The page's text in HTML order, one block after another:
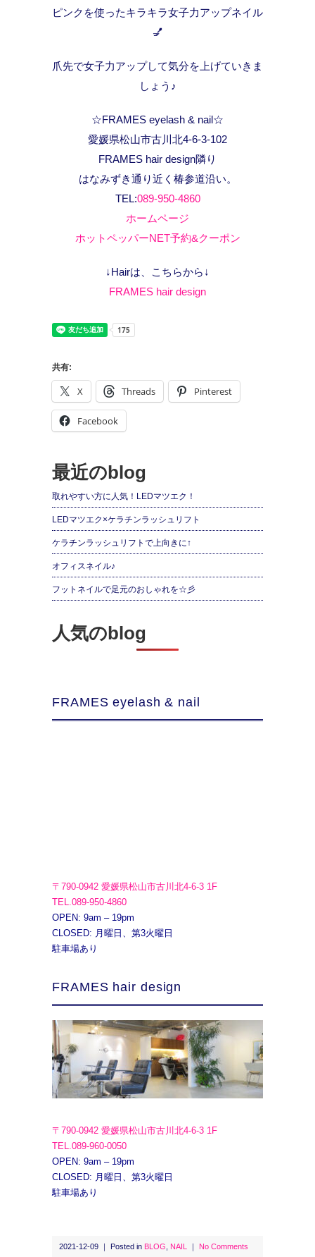
ピンクを使ったキラキラ女子力アップネイル
💅
爪先で女子力アップして気分を上げていきま
しょう♪
☆FRAMES eyelash & nail☆
愛媛県松山市古川北4-6-3-102
FRAMES hair design隣り
はなみずき通り近く椿参道沿い。
TEL:089-950-4860
ホームページ
ホットペッパーNET予約&クーポン
↓Hairは、こちらから↓
FRAMES hair design
共有:
X Threads Pinterest
Facebook
最近のblog
取れやすい方に人気！LEDマツエク！
LEDマツエク×ケラチンラッシュリフト
ケラチンラッシュリフトで上向きに↑
オフィスネイル♪
フットネイルで足元のおしゃれを☆彡
人気のblog
FRAMES eyelash & nail
〒790-0942 愛媛県松山市古川北4-6-3 1F
TEL.089-950-4860
OPEN: 9am – 19pm
CLOSED: 月曜日、第3火曜日
駐車場あり
FRAMES hair design
〒790-0942 愛媛県松山市古川北4-6-3 1F
TEL.089-960-0050
OPEN: 9am – 19pm
CLOSED: 月曜日、第3火曜日
駐車場あり
2021-12-09 ｜ Posted in BLOG NAIL ｜ No Comments